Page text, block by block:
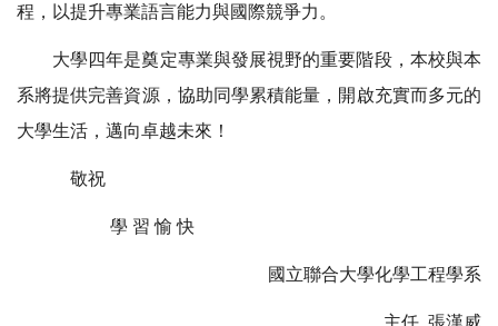
程，以提升專業語言能力與國際競爭力。
大學四年是奠定專業與發展視野的重要階段，本校與本
系將提供完善資源，協助同學累積能量，開啟充實而多元的
大學生活，邁向卓越未來！
敬祝
學 習 愉 快
國立聯合大學化學工程學系
主任 張漢威